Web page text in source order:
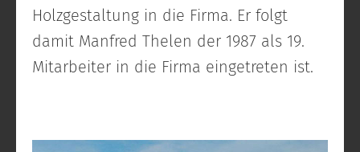
Holzgestaltung in die Firma. Er folgt
damit Manfred Thelen der 1987 als 19.
Mitarbeiter in die Firma eingetreten ist.